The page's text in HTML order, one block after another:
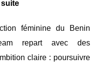
suite
féminine du
Benin
repart avec des
claire : poursuivre